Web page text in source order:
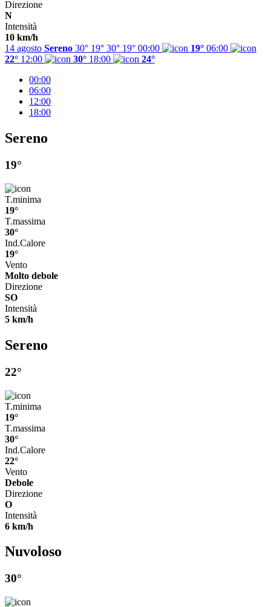
Direzione
N
Intensità
10 km/h
14 agosto Sereno 30° 19° 30° 19° 00:00 19° 06:00
22° 12:00 30° 18:00
24°
00:00
06:00
12:00
18:00
Sereno
19°
T.minima
19°
T.massima
30°
Ind.Calore
19°
Vento
Molto debole
Direzione
SO
Intensità
5 km/h
Sereno
22°
T.minima
19°
T.massima
30°
Ind.Calore
22°
Vento
Debole
Direzione
O
Intensità
6 km/h
Nuvoloso
30°